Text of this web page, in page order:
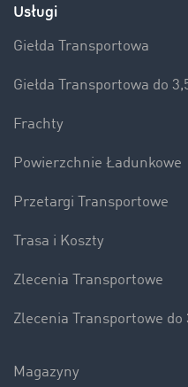
Usługi
Giełda Transportowa
Giełda Transportowa do
Frachty
Powierzchnie Ładunkowe
Przetargi Transportowe
Trasa i Koszty
Zlecenia Transportowe
Zlecenia Transportowe do
Magazyny